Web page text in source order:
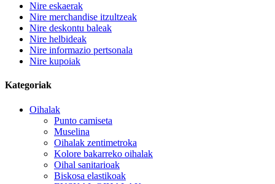
Nire eskaerak
Nire merchandise itzultzeak
Nire deskontu baleak
Nire helbideak
Nire informazio pertsonala
Nire kupoiak
Kategoriak
Oihalak
Punto camiseta
Muselina
Oihalak zentimetroka
Kolore bakarreko oihalak
Oihal sanitarioak
Biskosa elastikoak